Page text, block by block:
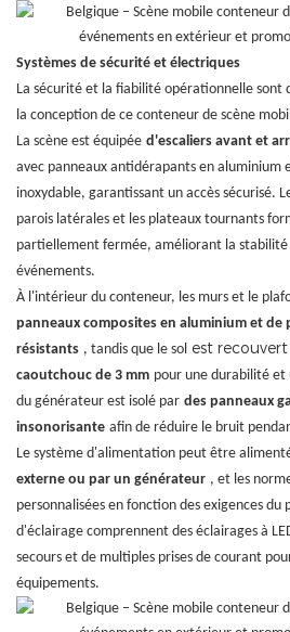
Systèmes de sécurité et électriques
La sécurité et la fiabilité opérationnelle sont
la conception de ce conteneur de scène
La scène est équipée d'escaliers avant et
avec panneaux antidérapants en aluminium
inoxydable, garantissant un accès sécurisé.
parois latérales et les plateaux tournants
partiellement fermée, améliorant la stabilité
événements.
À l'intérieur du conteneur, les murs et le
panneaux composites en aluminium et de
résistants , tandis que le sol est
caoutchouc de 3 mm pour une durabilité et
du générateur est isolé par des panneaux
insonorisante afin de réduire le bruit
Le système d'alimentation peut être
externe ou par un générateur , et les
personnalisées en fonction des exigences du
d'éclairage comprennent des éclairages à
secours et de multiples prises de courant
équipements.